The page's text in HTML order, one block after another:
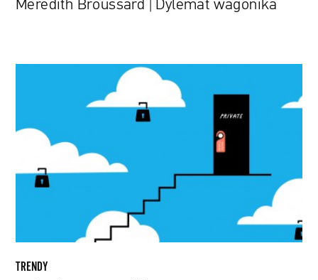
Meredith Broussard | Dylemat wagonika
prywatności
TRENDY